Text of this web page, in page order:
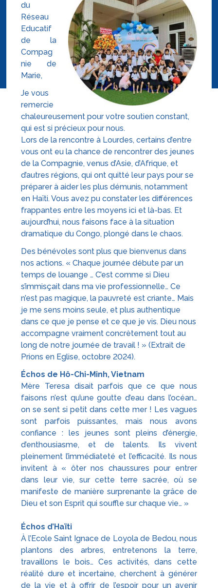
du
Réseau
Educatif
de la
Compag
nie de
Marie,
Je vous
remercie
chaleureusement pour votre soutien constant,
qui est si précieux pour nous.
Lors de la rencontre à Lourdes, certains d’entre
vous ont eu la chance de rencontrer des jeunes
de la Compagnie, venus d’Asie, d’Afrique, et
d’autres régions, qui ont quitté leur pays pour se
préparer à aider les plus démunis, notamment
en Haïti. Vous avez pu constater les différences
frappantes entre les moyens ici et là-bas. Et
aujourd’hui, nous faisons face à la situation
dramatique du Congo, plongé dans le chaos.
Des bénévoles sont plus que bienvenus dans
nos actions. « Chaque journée débute par un
temps de louange … C’est comme si Dieu
s’immisçait dans ma vie professionnelle… Ce
n’est pas magique, la pauvreté est criante… Mais
je me sens moins seule, et plus authentique
dans ce que je pense et ce que je vis. Dieu nous
accompagne vraiment concrètement tout au
long de notre journée de travail ! » (Extrait de
Prions en Eglise, octobre 2024).
Échos de Hô-Chi-Minh, Vietnam
Mère Teresa disait parfois que ce que nous
faisons n’est qu’une goutte d’eau dans l’océan…
on se sent si petit dans cette mer ! Les vagues
sont parfois puissantes, mais nous avons
confiance : les jeunes sont pleins d’énergie,
d’enthousiasme, et de talents. Ils vivent
pleinement l’immédiateté et l’efficacité. Ils nous
invitent à « ôter nos chaussures pour entrer
dans leur vie, sur cette terre sacrée, où se
manifeste de manière surprenante la grâce de
Dieu et son Esprit qui souffle sur chaque vie… »
Échos d’Haïti
À l’Ecole Saint Ignace de Loyola de Bedou, nous
plantons des arbres, entretenons la terre,
travaillons le bois… Ces activités, dans cette
réalité dure et incertaine, cherchent à générer
de la vie et à offrir de l’espoir pour un avenir